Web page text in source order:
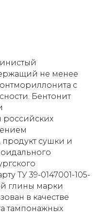
не менее
с
Бентонит
российских
сушки и
ТУ 39-0147001-105-
глины марки
в качестве
тампонажных